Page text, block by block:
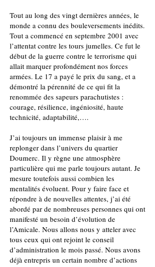
Tout au long des vingt dernières années, le
monde a connu des bouleversements inédits.
Tout a commencé en septembre 2001 avec
l’attentat contre les tours jumelles. Ce fut le
début de la guerre contre le terrorisme qui
allait marquer profondément nos forces
armées. Le 17 a payé le prix du sang, et a
démontré la pérennité de ce qui fit la
renommée des sapeurs parachutistes :
courage, résilience, ingéniosité, haute
technicité, adaptabilité,….
J’ai toujours un immense plaisir à me
replonger dans l’univers du quartier
Doumerc. Il y règne une atmosphère
particulière qui me parle toujours autant. Je
mesure toutefois aussi combien les
mentalités évoluent. Pour y faire face et
répondre à de nouvelles attentes, j’ai été
abordé par de nombreuses personnes qui ont
manifesté un besoin d’évolution de
l’Amicale. Nous allons nous y atteler avec
tous ceux qui ont rejoint le conseil
d’administration le mois passé. Nous avons
déjà entrepris un certain nombre d’actions